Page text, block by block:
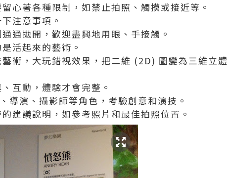
心著各種限制，如禁止拍照、觸摸或接近等。
注意事項。
通拋開，歡迎盡興地用眼、手接觸。
活起來的藝術。
術，大玩錯視效果，把二維 (2D) 圖變為三維立
互動，體驗才會完整。
導演、攝影師等角色，考驗創意和演技。
建議說明，如參考照片和最佳拍照位置。